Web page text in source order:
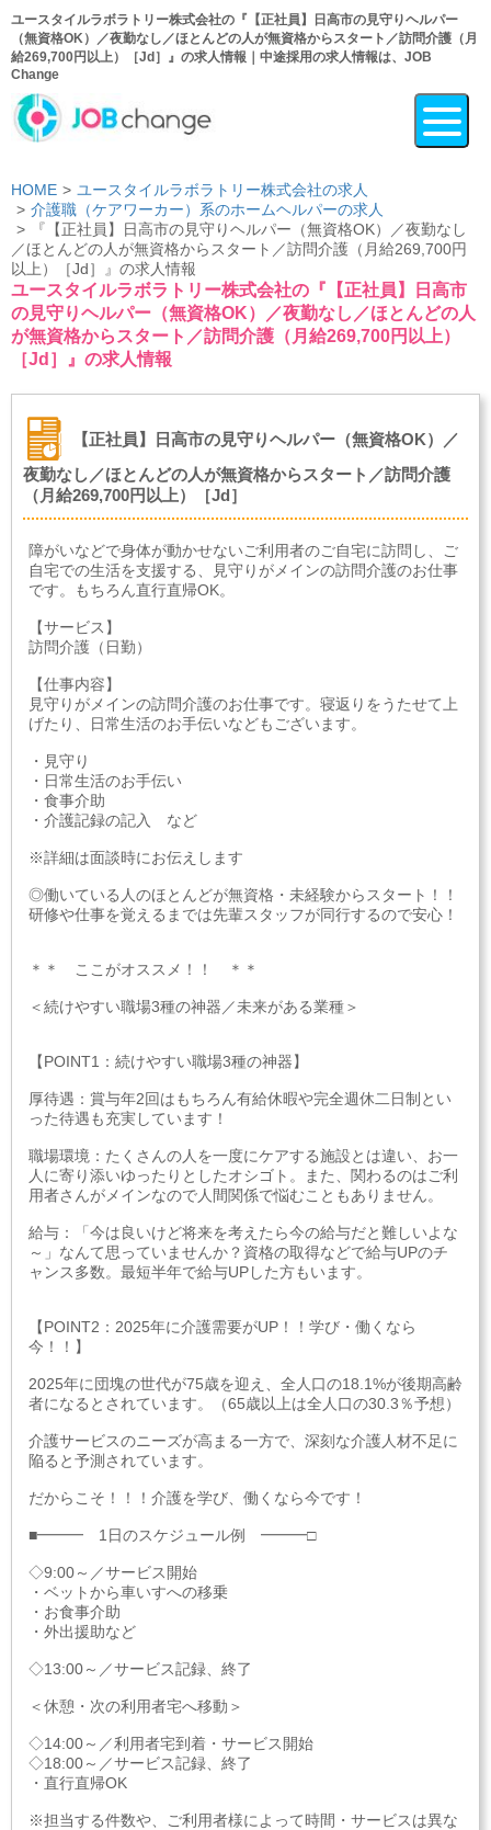
ユースタイルラボラトリー株式会社の『【正社員】日高市の見守りヘルパー
（無資格OK）／夜勤なし／ほとんどの人が無資格からスタート／訪問介護（月
給269,700円以上）［Jd］』の求人情報｜中途採用の求人情報は、JOB
Change
HOME
ユースタイルラボラトリー株式会社の求人
介護職（ケアワーカー）系のホームヘルパーの求人
『【正社員】日高市の見守りヘルパー（無資格OK）／夜勤なし
／ほとんどの人が無資格からスタート／訪問介護（月給269,700円
以上）［Jd］』の求人情報
ユースタイルラボラトリー株式会社の『【正社員】日高市
の見守りヘルパー（無資格OK）／夜勤なし／ほとんどの人
が無資格からスタート／訪問介護（月給269,700円以上）
［Jd］』の求人情報
【正社員】日高市の見守りヘルパー（無資格OK）／
夜勤なし／ほとんどの人が無資格からスタート／訪問介護
（月給269,700円以上）［Jd］
障がいなどで身体が動かせないご利用者のご自宅に訪問し、ご
自宅での生活を支援する、見守りがメインの訪問介護のお仕事
です。もちろん直行直帰OK。
【サービス】
訪問介護（日勤）
【仕事内容】
見守りがメインの訪問介護のお仕事です。寝返りをうたせて上
げたり、日常生活のお手伝いなどもございます。
・見守り
・日常生活のお手伝い
・食事介助
・介護記録の記入 など
※詳細は面談時にお伝えします
◎働いている人のほとんどが無資格・未経験からスタート！！
研修や仕事を覚えるまでは先輩スタッフが同行するので安心！
＊＊ ここがオススメ！！ ＊＊
＜続けやすい職場3種の神器／未来がある業種＞
【POINT1：続けやすい職場3種の神器】
厚待遇：賞与年2回はもちろん有給休暇や完全週休二日制とい
った待遇も充実しています！
職場環境：たくさんの人を一度にケアする施設とは違い、お一
人に寄り添いゆったりとしたオシゴト。また、関わるのはご利
用者さんがメインなので人間関係で悩むこともありません。
給与：「今は良いけど将来を考えたら今の給与だと難しいよな
～」なんて思っていませんか？資格の取得などで給与UPのチ
ャンス多数。最短半年で給与UPした方もいます。
【POINT2：2025年に介護需要がUP！！学び・働くなら
今！！】
2025年に団塊の世代が75歳を迎え、全人口の18.1%が後期高齢
者になるとされています。（65歳以上は全人口の30.3％予想）
介護サービスのニーズが高まる一方で、深刻な介護人材不足に
陥ると予測されています。
だからこそ！！！介護を学び、働くなら今です！
■━━━ 1日のスケジュール例 ━━━□
◇9:00～／サービス開始
・ベットから車いすへの移乗
・お食事介助
・外出援助など
◇13:00～／サービス記録、終了
＜休憩・次の利用者宅へ移動＞
◇14:00～／利用者宅到着・サービス開始
◇18:00～／サービス記録、終了
・直行直帰OK
※担当する件数や、ご利用者様によって時間・サービスは異な